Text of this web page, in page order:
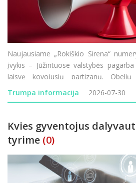
Naujausiame „Rokiškio Sirena“
įvykis – Jūžintuose valstybės
laisvę kovojusių partizanų. Obelių
nebegali taikstytis su kasdienėmis
Rudolf
Trumpa informacija 2026-07-30
Kvies gyventojus
tyrime (0)